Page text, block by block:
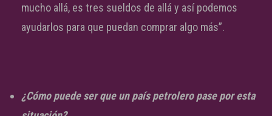
mucho allá, es tres sueldos de allá y así podemos
ayudarlos para que puedan comprar algo más”.
¿Cómo puede ser que un país petrolero pase por esta